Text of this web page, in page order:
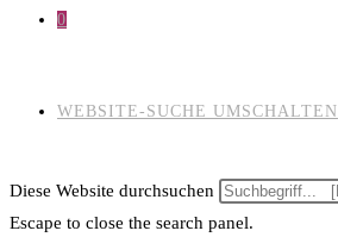
0
WEBSITE-SUCHE UMSCHALTEN
Diese Website durchsuchen
Escape to close the search panel.